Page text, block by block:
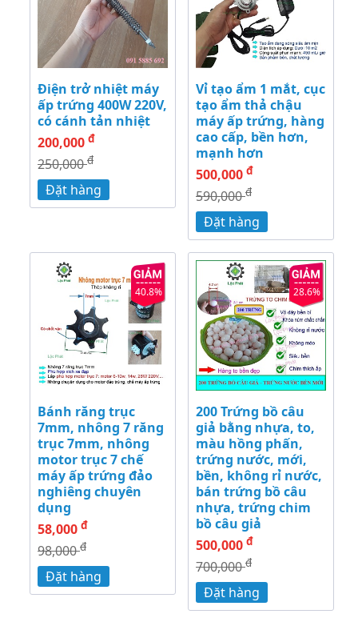
Điện trở nhiệt máy
ấp trứng 400W 220V,
có cánh tản nhiệt
200,000 đ
250,000đ
Đặt hàng
Vỉ tạo ẩm 1 mắt, cục
tạo ẩm thả chậu
máy ấp trứng, hàng
cao cấp, bền hơn,
mạnh hơn
500,000 đ
590,000đ
Đặt hàng
40.8%
Bánh răng trục
7mm, nhông 7 răng
trục 7mm, nhông
motor trục 7 chế
máy ấp trứng đảo
nghiêng chuyên
dụng
58,000 đ
98,000đ
Đặt hàng
28.6%
200 Trứng bồ câu
giả bằng nhựa, to,
màu hồng phấn,
trứng nước, mới,
bền, không rỉ nước,
bán trứng bồ câu
nhựa, trứng chim
bồ câu giả
500,000 đ
700,000đ
Đặt hàng